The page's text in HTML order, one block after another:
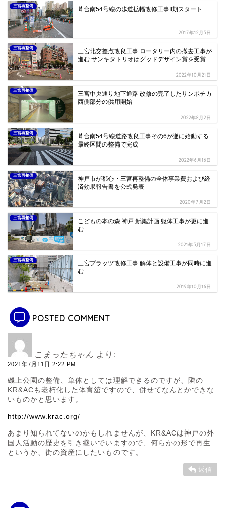
三宮再整備 葺合南54号線の歩道拡幅改修工事II期スタート
2017年12月3日
三宮再整備
三宮北交差点改良工事 ロータリー内の撤去工事が
進む サンキタトリオはグッドデザイン賞を受賞
2022年10月21日
三宮再整備
三宮中央通り地下通路 改修の完了したサンポチカ
西側部分の供用開始
2022年8月2日
三宮再整備
葺合南54号線道路改良工事その6が遂に始動する
最終区間の整備で完成
2022年6月16日
三宮再整備
神戸市が都心・三宮再整備の全体事業費および経
済効果報告書を公式発表
2020年7月2日
三宮再整備
こどもの本の森 神戸 新築計画 躯体工事が更に進
む
2021年5月17日
三宮再整備
三宮プラッツ改修工事 解体と設備工事が同時に進
む
2019年10月16日
POSTED COMMENT
こまったちゃん より:
2021年7月11日 2:22 PM
磯上公園の整備、単体としては理解できるのですが、隣の
KR&ACも老朽化した体育舘ですので、併せてなんとかできな
いものかと思います。
http://www.krac.org/
あまり知られてないのかもしれませんが、KR&ACは神戸の外
国人活動の歴史を引き継いでいますので、何らかの形で再生
というか、街の資産にしたいものです。
返信